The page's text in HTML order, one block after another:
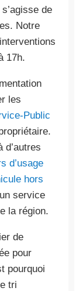
de
Notre
17h.
les
Public
d’autres
d’usage
hors
service
la région.
de
pour
pourquoi
tri